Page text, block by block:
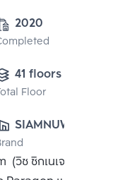
2020
41 floors
Floor
SIAMNUWAT
CO., LTD.
ช ซิกเนเจอร์ 2 มิด